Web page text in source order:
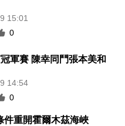
15:01
0
軍賽 陳幸同鬥張本美和
14:54
0
件重開霍爾木茲海峽